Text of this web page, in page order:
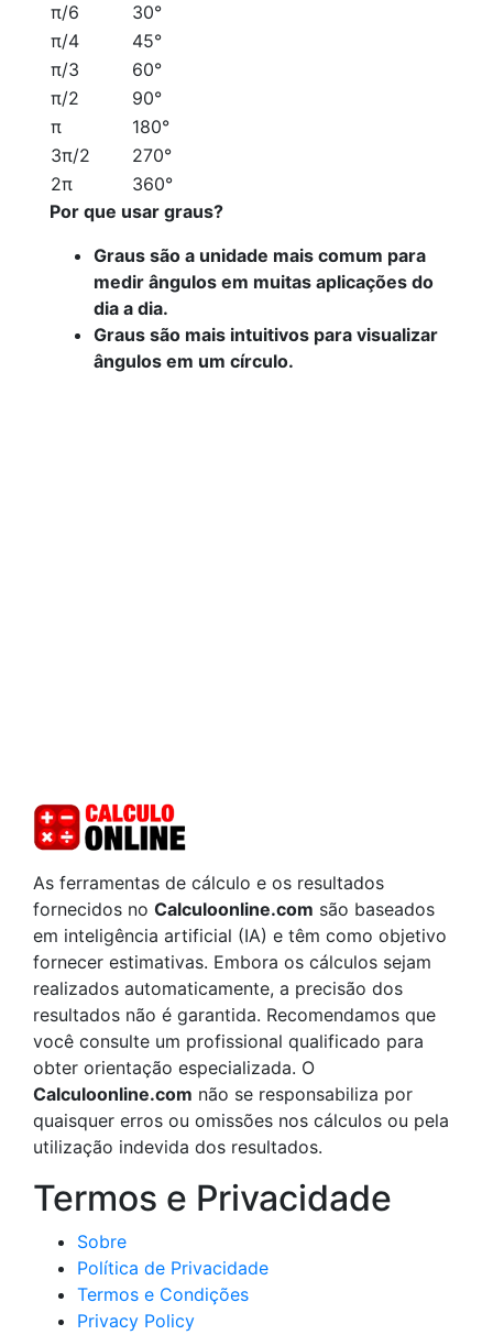
π/6
30°
π/4
45°
π/3
60°
π/2
90°
π
180°
3π/2
270°
2π
360°
Por que usar graus?
Graus são a unidade mais comum para
medir ângulos em muitas aplicações do
dia a dia.
Graus são mais intuitivos para visualizar
ângulos em um círculo.
As ferramentas de cálculo e os resultados
fornecidos no Calculoonline.com são baseados
em inteligência artificial (IA) e têm como objetivo
fornecer estimativas. Embora os cálculos sejam
realizados automaticamente, a precisão dos
resultados não é garantida. Recomendamos que
você consulte um profissional qualificado para
obter orientação especializada. O
Calculoonline.com não se responsabiliza por
quaisquer erros ou omissões nos cálculos ou pela
utilização indevida dos resultados.
Termos e Privacidade
Sobre
Política de Privacidade
Termos e Condições
Privacy Policy